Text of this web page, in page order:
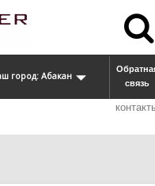
связь
город: Абакан
